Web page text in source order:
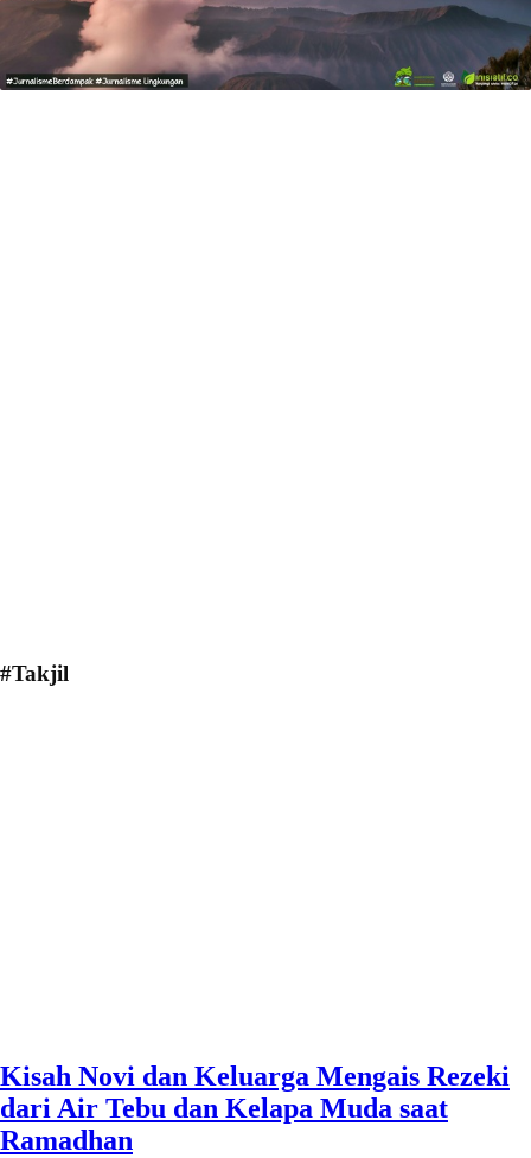
#Takjil
Kisah Novi dan Keluarga Mengais Rezeki
dari Air Tebu dan Kelapa Muda saat
Ramadhan